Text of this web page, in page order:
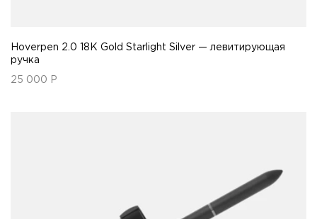
Hoverpen 2.0 18K Gold Starlight Silver — левитирующая
ручка
25 000 Р